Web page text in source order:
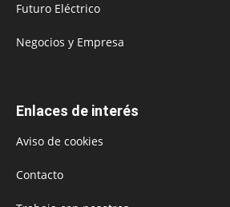
Futuro Eléctrico
Negocios y Empresa
Enlaces de interés
Aviso de cookies
Contacto